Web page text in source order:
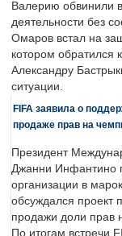
Валерию обвинили
деятельности без
Омаров встал на
котором обратился
Александру
ситуации.
FIFA заявила о
продаже прав на
Президент
Джанни Инфантино
организации в
обсуждался проект
продажи доли прав
По итогам встречи